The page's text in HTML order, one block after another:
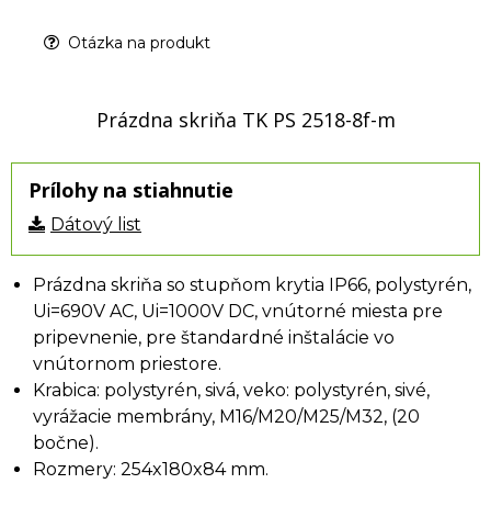
Otázka na produkt
Prázdna skriňa TK PS 2518-8f-m
Prílohy na stiahnutie
Dátový list
Prázdna skriňa so stupňom krytia IP66, polystyrén,
Ui=690V AC, Ui=1000V DC, vnútorné miesta pre
pripevnenie, pre štandardné inštalácie vo
vnútornom priestore.
Krabica: polystyrén, sivá, veko: polystyrén, sivé,
vyrážacie membrány, M16/M20/M25/M32, (20
bočne).
Rozmery: 254x180x84 mm.